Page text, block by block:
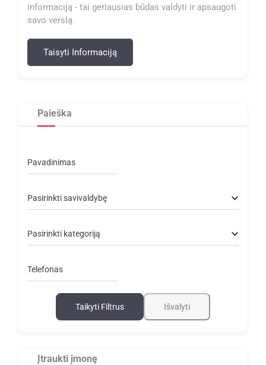
informaciją - tai geriausias būdas valdyti ir apsaugoti
savo verslą.
Taisyti Informaciją
Paieška
Pavadinimas
Pasirinkti savivaldybę
Pasirinkti kategoriją
Telefonas
Taikyti Filtrus Išvalyti
Įtraukti įmonę